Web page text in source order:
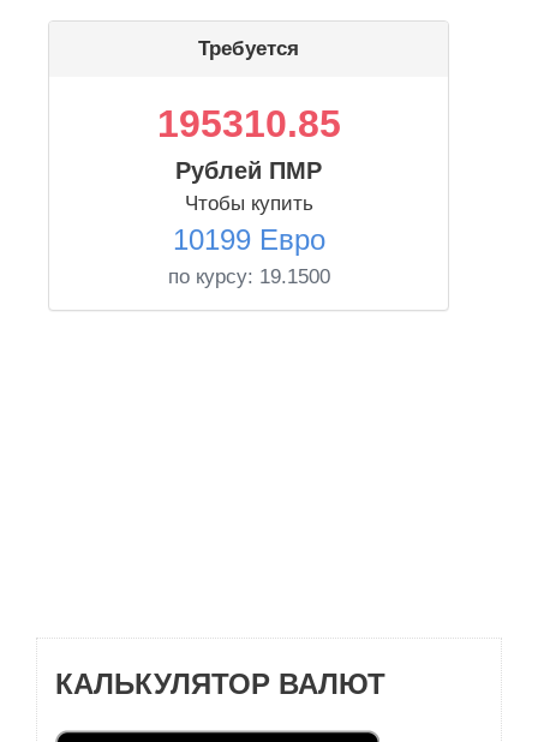
Требуется
195310.85
Рублей ПМР
Чтобы купить
10199 Евро
по курсу: 19.1500
КАЛЬКУЛЯТОР ВАЛЮТ